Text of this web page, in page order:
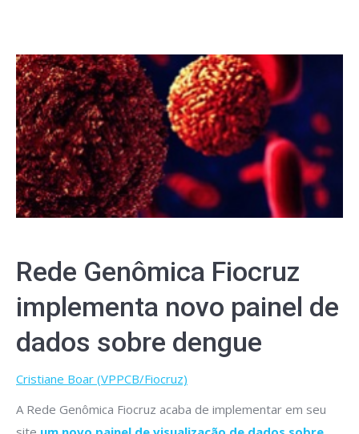
Rede Genômica Fiocruz
implementa novo painel de
dados sobre dengue
Cristiane Boar (VPPCB/Fiocruz)
A Rede Genômica Fiocruz acaba de implementar em seu